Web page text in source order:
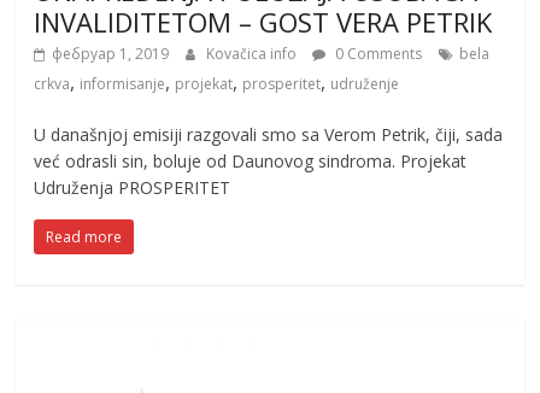
INVALIDITETOM – GOST VERA PETRIK
фебруар 1, 2019 Kovačica info 0 Comments
bela
crkva, informisanje, projekat, prosperitet, udruženje
U današnjoj emisiji razgovali smo sa Verom Petrik, čiji, sada
već odrasli sin, boluje od Daunovog sindroma. Projekat
Udruženja PROSPERITET
Read more